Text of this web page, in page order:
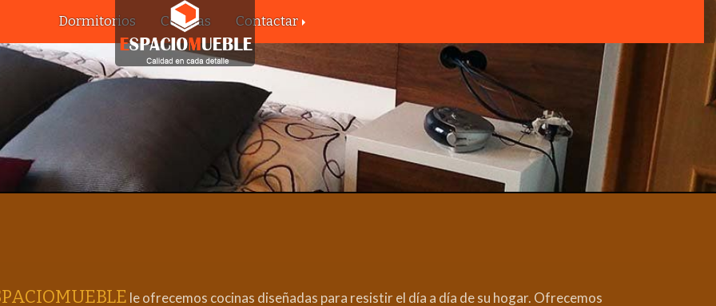
Dormitorios Cocinas Contactar
le ofrecemos cocinas diseñadas para resistir el día a día de su hogar. Ofrecemos